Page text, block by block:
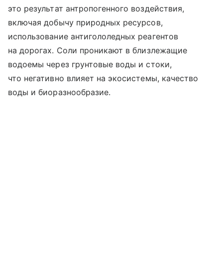
это результат антропогенного воздействия,
включая добычу природных ресурсов,
использование антигололедных реагентов
на дорогах. Соли проникают в близлежащие
водоемы через грунтовые воды и стоки,
что негативно влияет на экосистемы, качество
воды и биоразнообразие.